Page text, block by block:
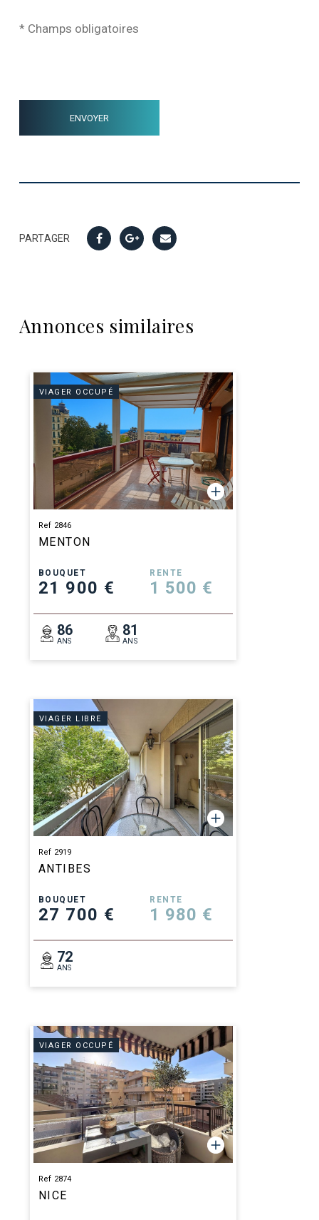
* Champs obligatoires
PARTAGER
Annonces similaires
VIAGER OCCUPÉ
Ref 2846
MENTON
BOUQUET
21 900 €
RENTE
1 500 €
86
ANS
81
ANS
VIAGER LIBRE
Ref 2919
ANTIBES
BOUQUET
27 700 €
RENTE
1 980 €
72
ANS
VIAGER OCCUPÉ
Ref 2874
NICE